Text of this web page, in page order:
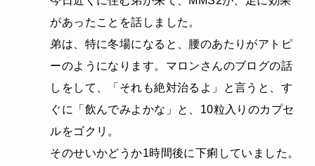
があったことを話しました。
弟は、特に冬場になると、腰のあたりがアトピ
ーのようになります。マロンさんのブログの話
しをして、「それも絶対治るよ」と言うと、す
ぐに「飲んでみよかな」と、10粒入りのカプセ
ルをゴクリ。
そのせいかどうか1時間後に下痢していました。